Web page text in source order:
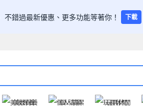
不錯過最新優惠、更多功能等著你！ 下載
美妝保養 個人清潔 玩具休閒